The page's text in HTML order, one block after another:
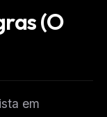
(O
em